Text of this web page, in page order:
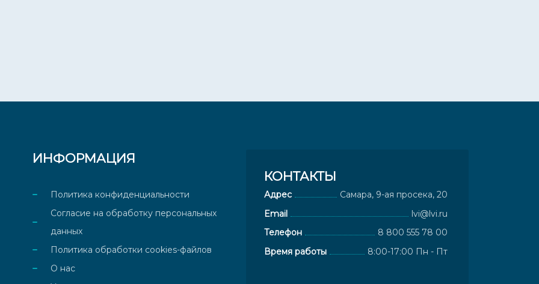
ИНФОРМАЦИЯ
Политика конфиденциальности
Согласие на обработку персональных
данных
Политика обработки cookies-файлов
О нас
КОНТАКТЫ
Адрес
Самара, 9-ая просека, 20
Email
lvi@lvi.ru
Телефон
8 800 555 78 00
Время работы
8:00-17:00 Пн - Пт